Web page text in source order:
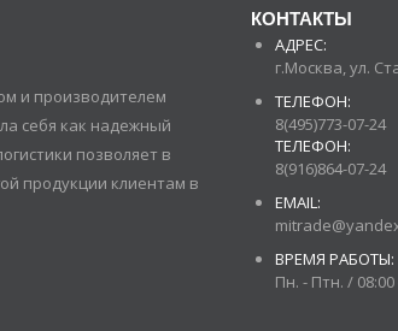
и производителем
себя как надежный
позволяет в
продукции клиентам в
КОНТАКТЫ
АДРЕС:
г.Москва, ул.
ТЕЛЕФОН:
8(495)773-07-24
ТЕЛЕФОН:
8(916)864-07-24
EMAIL:
ВРЕМЯ РАБОТЫ:
Пн. - Птн. / 08:00